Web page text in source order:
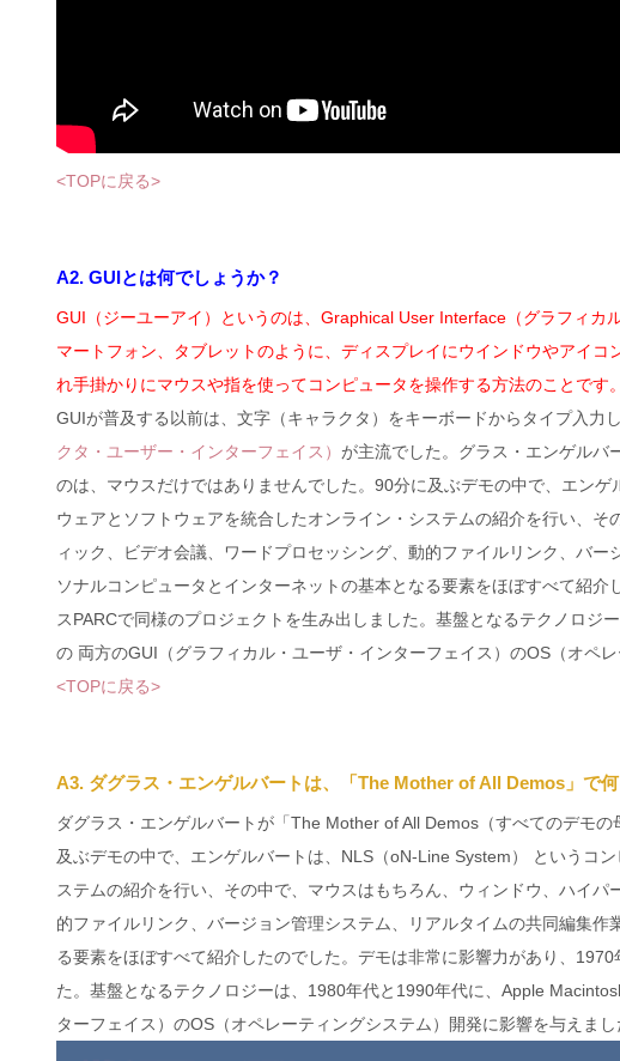
<TOPに戻る>
A2. GUIとは何でしょうか？
GUI（ジーユーアイ）というのは、Graphical User Interface（グラフィカ
マートフォン、タブレットのように、ディスプレイにウインドウやアイ
れ手掛かりにマウスや指を使ってコンピュータを操作する方法のことです。
GUIが普及する以前は、文字（キャラクタ）をキーボードからタイプ入力
クタ・ユーザー・インターフェイス） が主流でした。グラス・エンゲルバ
のは、マウスだけではありませんでした。90分に及ぶデモの中で、エン
ウェアとソフトウェアを統合したオンライン・システムの紹介を行い、
ィック、ビデオ会議、ワードプロセッシング、動的ファイルリンク、バ
ソナルコンピュータとインターネットの基本となる要素をほぼすべて紹
スPARCで同様のプロジェクトを生み出しました。基盤となるテクノロ
の 両方のGUI（グラフィカル・ユーザ・インターフェイス）のOS（オペ
<TOPに戻る>
A3. ダグラス・エンゲルバートは、「The Mother of All Demos」で
ダグラス・エンゲルバートが「The Mother of All Demos（すべてのデモ
及ぶデモの中で、エンゲルバートは、NLS（oN-Line System） というコ
ステムの紹介を行い、その中で、マウスはもちろん、ウィンドウ、ハイ
的ファイルリンク、バージョン管理システム、リアルタイムの共同編集
る要素をほぼすべて紹介したのでした。デモは非常に影響力があり、
た。基盤となるテクノロジーは、1980年代と1990年代に、Apple
ターフェイス）のOS（オペレーティングシステム）開発に影響を与えまし